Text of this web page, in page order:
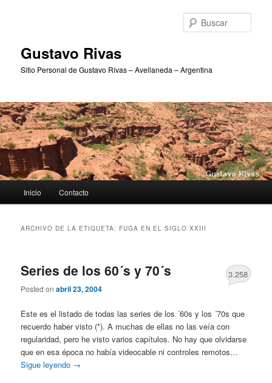
Gustavo Rivas
Sitio Personal de Gustavo Rivas – Avellaneda – Argentina
principal
Inicio Contacto
ARCHIVO DE LA ETIQUETA: FUGA EN EL SIGLO XXIII
Series de los 60´s y 70´s
Posted onabril 23, 2004
3.258
Este es el listado de todas las series de los ´60s y los ´70s que
recuerdo haber visto (*). A muchas de ellas no las veía con
regularidad, pero he visto varios capítulos. No hay que olvidarse
que en esa época no había videocable ni controles remotos…
Sigue leyendo →